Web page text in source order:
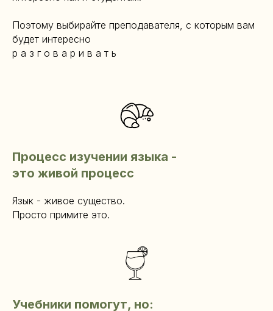
Поэтому выбирайте преподавателя, с которым вам
будет интересно
р а з г о в а р и в а т ь
Процесс изучении языка -
это живой процесс
Язык - живое существо.
Просто примите это.
Учебники помогут, но: